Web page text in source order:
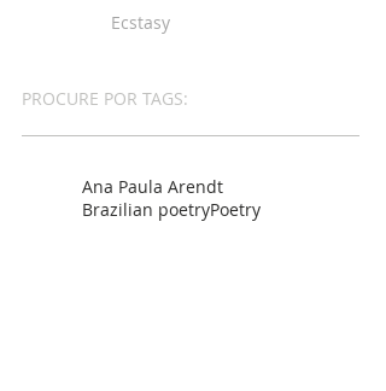
Ecstasy
PROCURE POR TAGS:
Ana Paula Arendt
Brazilian poetryPoetry